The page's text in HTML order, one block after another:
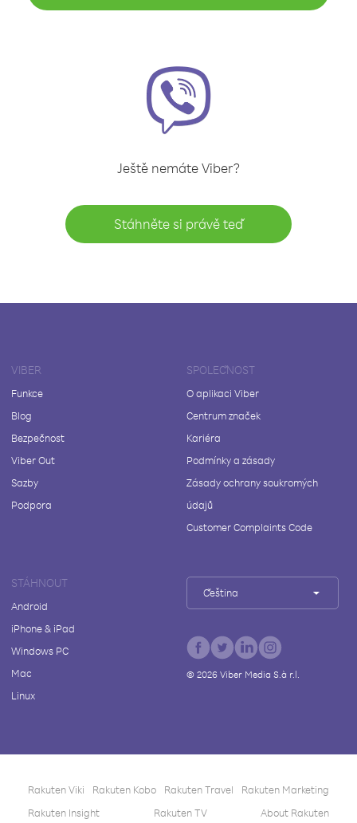
Ještě nemáte Viber?
Stáhněte si právě teď
VIBER
Funkce
Blog
Bezpečnost
Viber Out
Sazby
Podpora
SPOLEČNOST
O aplikaci Viber
Centrum značek
Kariéra
Podmínky a zásady
Zásady ochrany soukromých
údajů
Customer Complaints Code
STÁHNOUT
Android
iPhone & iPad
Windows PC
Mac
Linux
Čeština
© 2026Viber Media S.à r.l.
Rakuten Viki Rakuten Kobo Rakuten Travel
Rakuten Marketing
Rakuten Insight
Rakuten TV About Rakuten